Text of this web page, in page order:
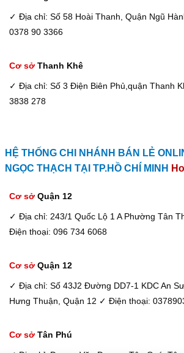
✓ Địa chỉ: Số 58 Hoài Thanh, Quận Ngũ
0378 90 3366
Cơ sở Thanh Khê
✓ Địa chỉ: Số 3 Điện Biên Phủ,quận Thanh
3838 278
HỆ THỐNG CHI NHÁNH BÁN LẺ
NGỌC THẠCH TẠI TP.HỒ CHÍ MINH
Cơ sở Quận 12
✓ Địa chỉ: 243/1 Quốc Lộ 1 A Phường Tân
Điện thoại: 096 734 6068
Cơ sở Quận 12
✓ Địa chỉ: Số 43J2 Đường DD7-1 KDC An
Hưng Thuận, Quận 12 ✓ Điện thoại:
Cơ sở Tân Phú